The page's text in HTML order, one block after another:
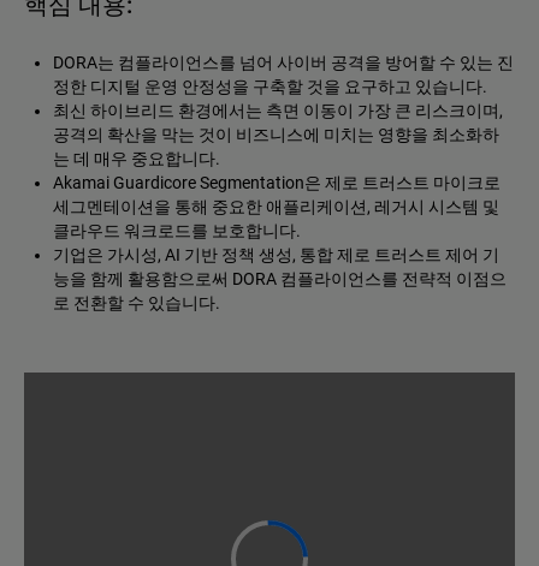
DORA는 컴플라이언스를 넘어 사이버 공격을 방어할 수 있는 진
정한 디지털 운영 안정성을 구축할 것을 요구하고 있습니다.
최신 하이브리드 환경에서는 측면 이동이 가장 큰 리스크이며,
공격의 확산을 막는 것이 비즈니스에 미치는 영향을 최소화하
는 데 매우 중요합니다.
Akamai Guardicore Segmentation은 제로 트러스트 마이크로
세그멘테이션을 통해 중요한 애플리케이션, 레거시 시스템 및
클라우드 워크로드를 보호합니다.
기업은 가시성, AI 기반 정책 생성, 통합 제로 트러스트 제어 기
능을 함께 활용함으로써 DORA 컴플라이언스를 전략적 이점으
로 전환할 수 있습니다.